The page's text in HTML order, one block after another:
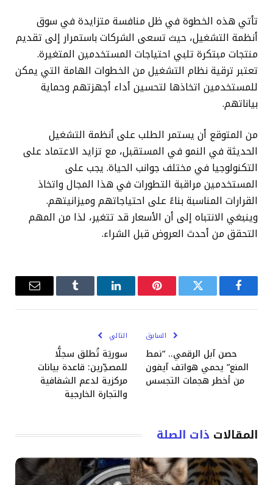
تأتي هذه الخطوة في ظل منافسة متزايدة في سوق
أنظمة التشغيل، حيث تسعى الشركات باستمرار إلى تقديم
منتجات مبتكرة تلبي احتياجات المستخدمين المتغيرة.
تعتبر ترقية نظام التشغيل من الخطوات الهامة التي يمكن
للمستخدمين اتخاذها لتحسين أداء أجهزتهم وحماية
بياناتهم.
من المتوقع أن يستمر الطلب على أنظمة التشغيل
الحديثة في النمو في المستقبل، مع تزايد الاعتماد على
التكنولوجيا في مختلف جوانب الحياة. يجب على
المستخدمين مراقبة التطورات في هذا المجال واتخاذ
القرارات المناسبة بناءً على احتياجاتهم وميزانيتهم.
وينبغي الانتباه إلى أن الأسعار قد تتغير، لذا من المهم
التحقق من أحدث العروض قبل الشراء.
فيسبوكتويتر بينتيريستلينكدإن Tumblrالبريد
السابق
حصن آبل الرقمي.. “نمط
المنع” يحمي هواتف آيفون
من أخطر هجمات التجسس
التالي
سوريَة تُطلق سجلًّا
للمصدِّرين: قاعدة بيانات
مركزية لدعم الشفافية
والتجارة الخارجية
المقالات ذات الصلة